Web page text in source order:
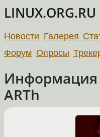
LINUX.ORG.RU
Новости Галерея
Форум Опросы
Информация
ARTh